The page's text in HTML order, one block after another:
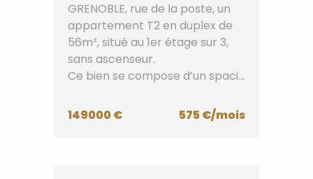
GRENOBLE, rue de la poste, un
appartement T2 en duplex de
56m², situé au 1er étage sur 3,
sans ascenseur.
Ce bien se compose d’un spaci...
149000 € 575 €/mois